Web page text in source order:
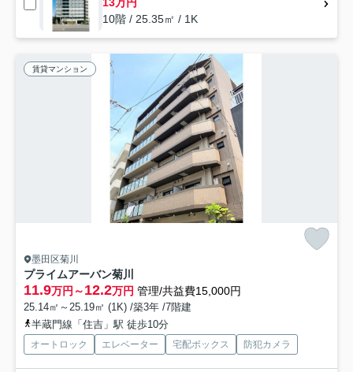
10階 / 25.35㎡ / 1K
賃貸マンション
墨田区菊川
プライムアーバン菊川
11.9万円～12.2万円 管理/共益費15,000円
25.14㎡～25.19㎡ (1K) /築3年 /7階建
半蔵門線「住吉」駅 徒歩10分
オートロック エレベーター 宅配ボックス 防犯カメラ